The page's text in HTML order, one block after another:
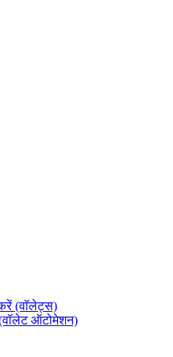
(वॉलेट्स)
ऑटोमेशन)